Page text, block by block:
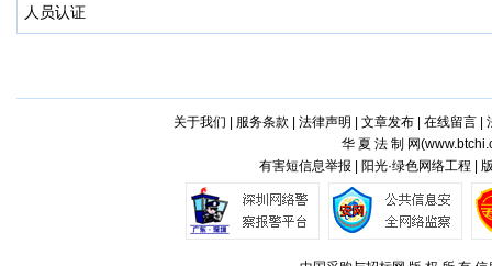
人员认证
关于我们 服务条款 法律声明 文章发布| 在线留言|
华 夏 法 制 网(
有害短信息举报 | 阳光·绿色网络工程 |